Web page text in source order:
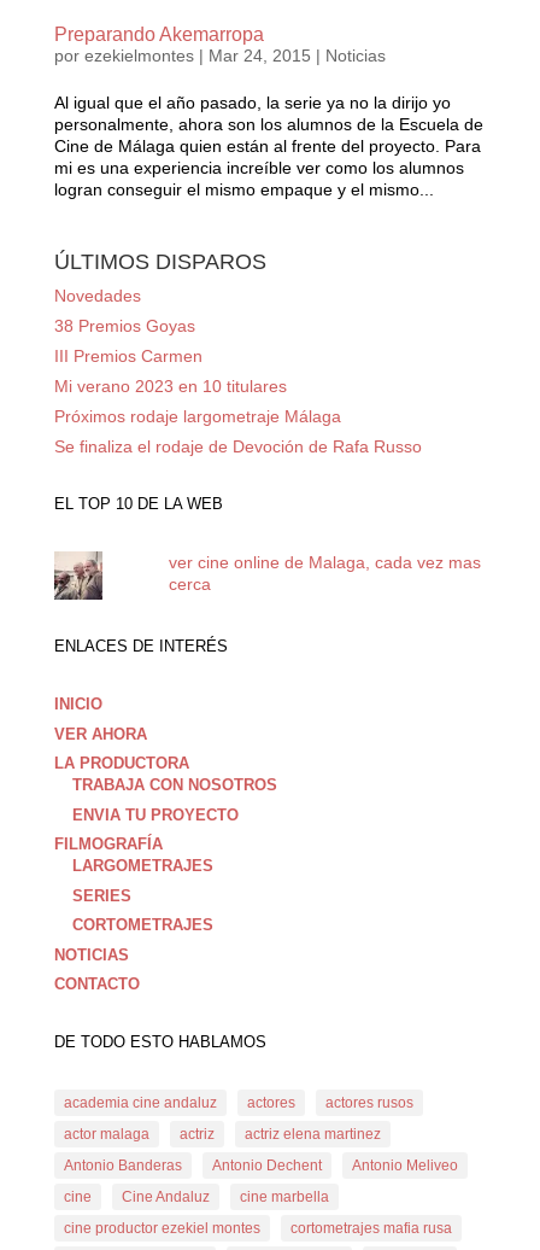
Preparando Akemarropa
por ezekielmontes| Mar 24, 2015 | Noticias
Al igual que el año pasado, la serie ya no la dirijo yo
personalmente, ahora son los alumnos de la Escuela de
Cine de Málaga quien están al frente del proyecto. Para
mi es una experiencia increíble ver como los alumnos
logran conseguir el mismo empaque y el mismo...
ÚLTIMOS DISPAROS
Novedades
38 Premios Goyas
III Premios Carmen
Mi verano 2023 en 10 titulares
Próximos rodaje largometraje Málaga
Se finaliza el rodaje de Devoción de Rafa Russo
EL TOP 10 DE LA WEB
ver cine online de Malaga, cada vez mas
cerca
ENLACES DE INTERÉS
INICIO
VER AHORA
LA PRODUCTORA
TRABAJA CON NOSOTROS
ENVIA TU PROYECTO
FILMOGRAFÍA
LARGOMETRAJES
SERIES
CORTOMETRAJES
NOTICIAS
CONTACTO
DE TODO ESTO HABLAMOS
academia cine andaluz actores
actores rusos
actor malaga
actriz
actriz elena martinez
Antonio Banderas
Antonio Dechent
Antonio Meliveo
cine
Cine Andaluz
cine marbella
cine productor ezekiel montes
cortometrajes mafia rusa